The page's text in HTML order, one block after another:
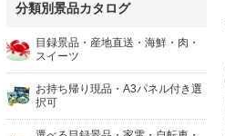
分類別景品カタログ
目録景品・産地直送・海鮮・肉・
スイーツ
お持ち帰り現品・A3パネル付き選
択可